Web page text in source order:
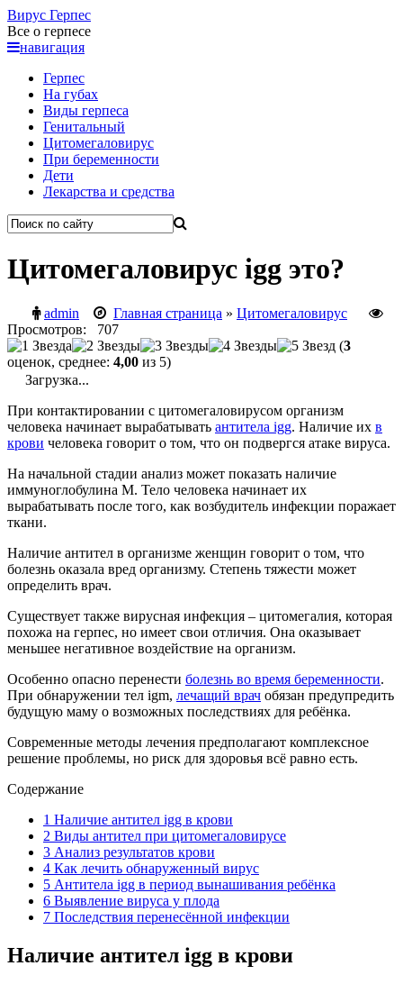
Вирус Герпес
Все о герпесе
навигация
Герпес
На губах
Виды герпеса
Генитальный
Цитомегаловирус
При беременности
Дети
Лекарства и средства
Цитомегаловирус igg это?
admin Главная страница » Цитомегаловирус
Просмотров: 707
(3
оценок, среднее: 4,00 из 5)
Загрузка...
При контактировании с цитомегаловирусом организм
человека начинает вырабатывать антитела igg. Наличие их в
крови человека говорит о том, что он подвергся атаке вируса.
На начальной стадии анализ может показать наличие
иммуноглобулина М. Тело человека начинает их
вырабатывать после того, как возбудитель инфекции поражает
ткани.
Наличие антител в организме женщин говорит о том, что
болезнь оказала вред организму. Степень тяжести может
определить врач.
Существует также вирусная инфекция – цитомегалия, которая
похожа на герпес, но имеет свои отличия. Она оказывает
меньшее негативное воздействие на организм.
Особенно опасно перенести болезнь во время беременности.
При обнаружении тел igm, лечащий врач обязан предупредить
будущую маму о возможных последствиях для ребёнка.
Современные методы лечения предполагают комплексное
решение проблемы, но риск для здоровья всё равно есть.
Содержание
1 Наличие антител igg в крови
2 Виды антител при цитомегаловирусе
3 Анализ результатов крови
4 Как лечить обнаруженный вирус
5 Антитела igg в период вынашивания ребёнка
6 Выявление вируса у плода
7 Последствия перенесённой инфекции
Наличие антител igg в крови